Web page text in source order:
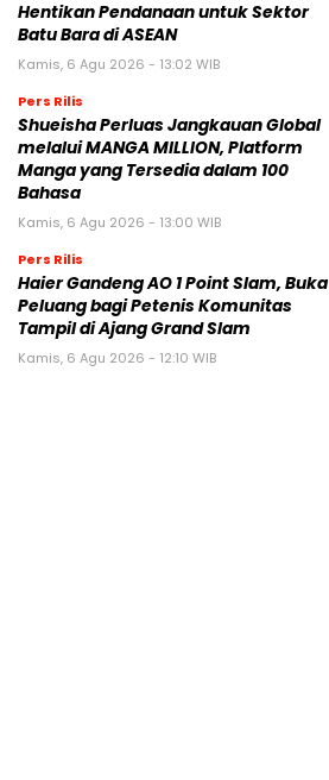
Hentikan Pendanaan untuk Sektor
Batu Bara di ASEAN
Kamis, 6 Agu 2026 - 13:02 WIB
Pers Rilis
Shueisha Perluas Jangkauan Global
melalui MANGA MILLION, Platform
Manga yang Tersedia dalam 100
Bahasa
Kamis, 6 Agu 2026 - 13:00 WIB
Pers Rilis
Haier Gandeng AO 1 Point Slam, Buka
Peluang bagi Petenis Komunitas
Tampil di Ajang Grand Slam
Kamis, 6 Agu 2026 - 12:10 WIB